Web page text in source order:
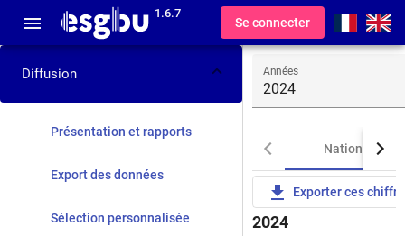
menu 1.6.7
Se connecter
Diffusion
Présentation et rapports
Export des données
Sélection personnalisée
2024
Années
National
file_download Exporter ces
2024